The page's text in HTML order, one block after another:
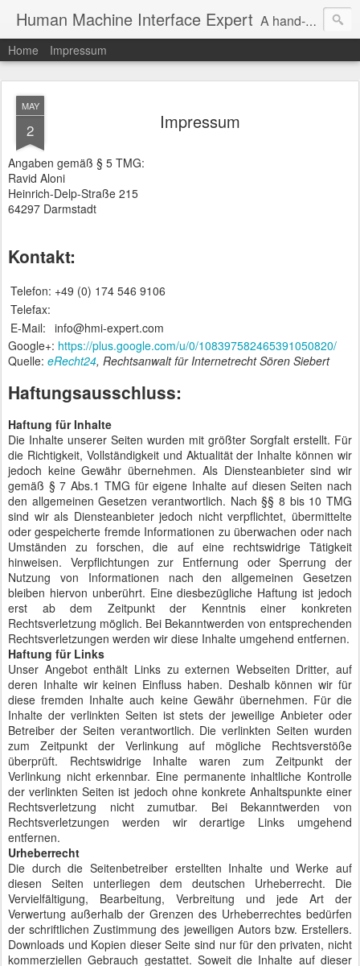
Human Machine Interface Expert A hand-picked inspiring design & tech sources!
Home Impressum
MAY
2 Impressum
Angaben gemäß § 5 TMG:
Ravid Aloni
Heinrich-Delp-Straße 215
64297 Darmstadt
Kontakt:
Telefon: +49 (0) 174 546 9106
Telefax:
E-Mail: info@hmi-expert.com
Google+: https://plus.google.com/u/0/108397582465391050820/
Quelle: eRecht24, Rechtsanwalt für Internetrecht Sören Siebert
Haftungsausschluss:
Haftung für Inhalte
Die Inhalte unserer Seiten wurden mit größter Sorgfalt erstellt. Für
die Richtigkeit, Vollständigkeit und Aktualität der Inhalte können wir
jedoch keine Gewähr übernehmen. Als Diensteanbieter sind wir
gemäß § 7 Abs.1 TMG für eigene Inhalte auf diesen Seiten nach
den allgemeinen Gesetzen verantwortlich. Nach §§ 8 bis 10 TMG
sind wir als Diensteanbieter jedoch nicht verpflichtet, übermittelte
oder gespeicherte fremde Informationen zu überwachen oder nach
Umständen zu forschen, die auf eine rechtswidrige Tätigkeit
hinweisen. Verpflichtungen zur Entfernung oder Sperrung der
Nutzung von Informationen nach den allgemeinen Gesetzen
bleiben hiervon unberührt. Eine diesbezügliche Haftung ist jedoch
erst ab dem Zeitpunkt der Kenntnis einer konkreten
Rechtsverletzung möglich. Bei Bekanntwerden von entsprechenden
Rechtsverletzungen werden wir diese Inhalte umgehend entfernen.
Haftung für Links
Unser Angebot enthält Links zu externen Webseiten Dritter, auf
deren Inhalte wir keinen Einfluss haben. Deshalb können wir für
diese fremden Inhalte auch keine Gewähr übernehmen. Für die
Inhalte der verlinkten Seiten ist stets der jeweilige Anbieter oder
Betreiber der Seiten verantwortlich. Die verlinkten Seiten wurden
zum Zeitpunkt der Verlinkung auf mögliche Rechtsverstöße
überprüft. Rechtswidrige Inhalte waren zum Zeitpunkt der
Verlinkung nicht erkennbar. Eine permanente inhaltliche Kontrolle
der verlinkten Seiten ist jedoch ohne konkrete Anhaltspunkte einer
Rechtsverletzung nicht zumutbar. Bei Bekanntwerden von
Rechtsverletzungen werden wir derartige Links umgehend
entfernen.
Urheberrecht
Die durch die Seitenbetreiber erstellten Inhalte und Werke auf
diesen Seiten unterliegen dem deutschen Urheberrecht. Die
Vervielfältigung, Bearbeitung, Verbreitung und jede Art der
Verwertung außerhalb der Grenzen des Urheberrechtes bedürfen
der schriftlichen Zustimmung des jeweiligen Autors bzw. Erstellers.
Downloads und Kopien dieser Seite sind nur für den privaten, nicht
kommerziellen Gebrauch gestattet. Soweit die Inhalte auf dieser